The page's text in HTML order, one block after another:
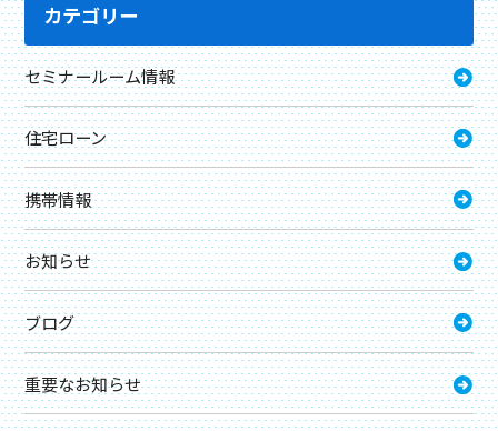
カテゴリー
セミナールーム情報
住宅ローン
携帯情報
お知らせ
ブログ
重要なお知らせ